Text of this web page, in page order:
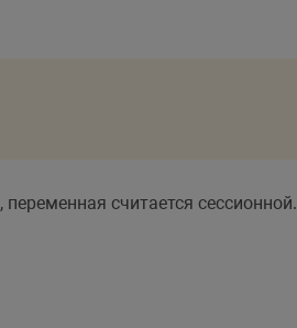
, переменная считается сессионной.